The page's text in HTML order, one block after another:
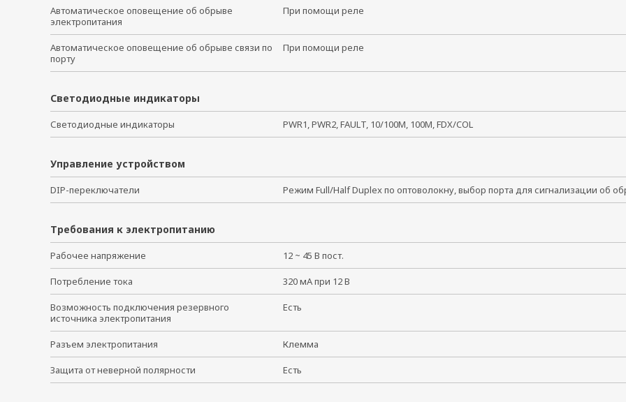
Автоматическое оповещение об обрыве
электропитания
При помощи реле
Автоматическое оповещение об обрыве связи по
порту
При помощи реле
Светодиодные индикаторы
Светодиодные индикаторы PWR1, PWR2, FAULT, 10/100M, 100M, FDX/COL
Управление устройством
DIP-переключатели Режим Full/Half Duplex по оптоволокну, выбор порта для сигнализации об
Требования к электропитанию
Рабочее напряжение 12 ~ 45 В пост.
Потребление тока 320 мА при 12 В
Возможность подключения резервного
источника электропитания
Есть
Разъем электропитания Клемма
Защита от неверной полярности Есть